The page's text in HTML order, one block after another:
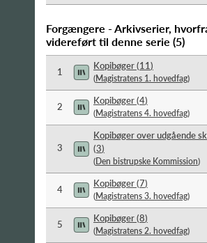
Forgængere - Arkivserier,
videreført til denne serie (5)
1
Kopibøger(11)
(Magistratens 1. hovedfag)
2
Kopibøger(4)
(Magistratens 4. hovedfag)
3
Kopibøger over udgående
(3)
(Den bistrupske Kommission)
4
Kopibøger(7)
(Magistratens 3. hovedfag)
5
Kopibøger(8)
(Magistratens 2. hovedfag)